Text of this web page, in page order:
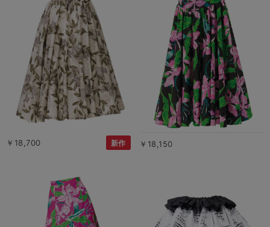
￥18,700 新作 ￥18,150